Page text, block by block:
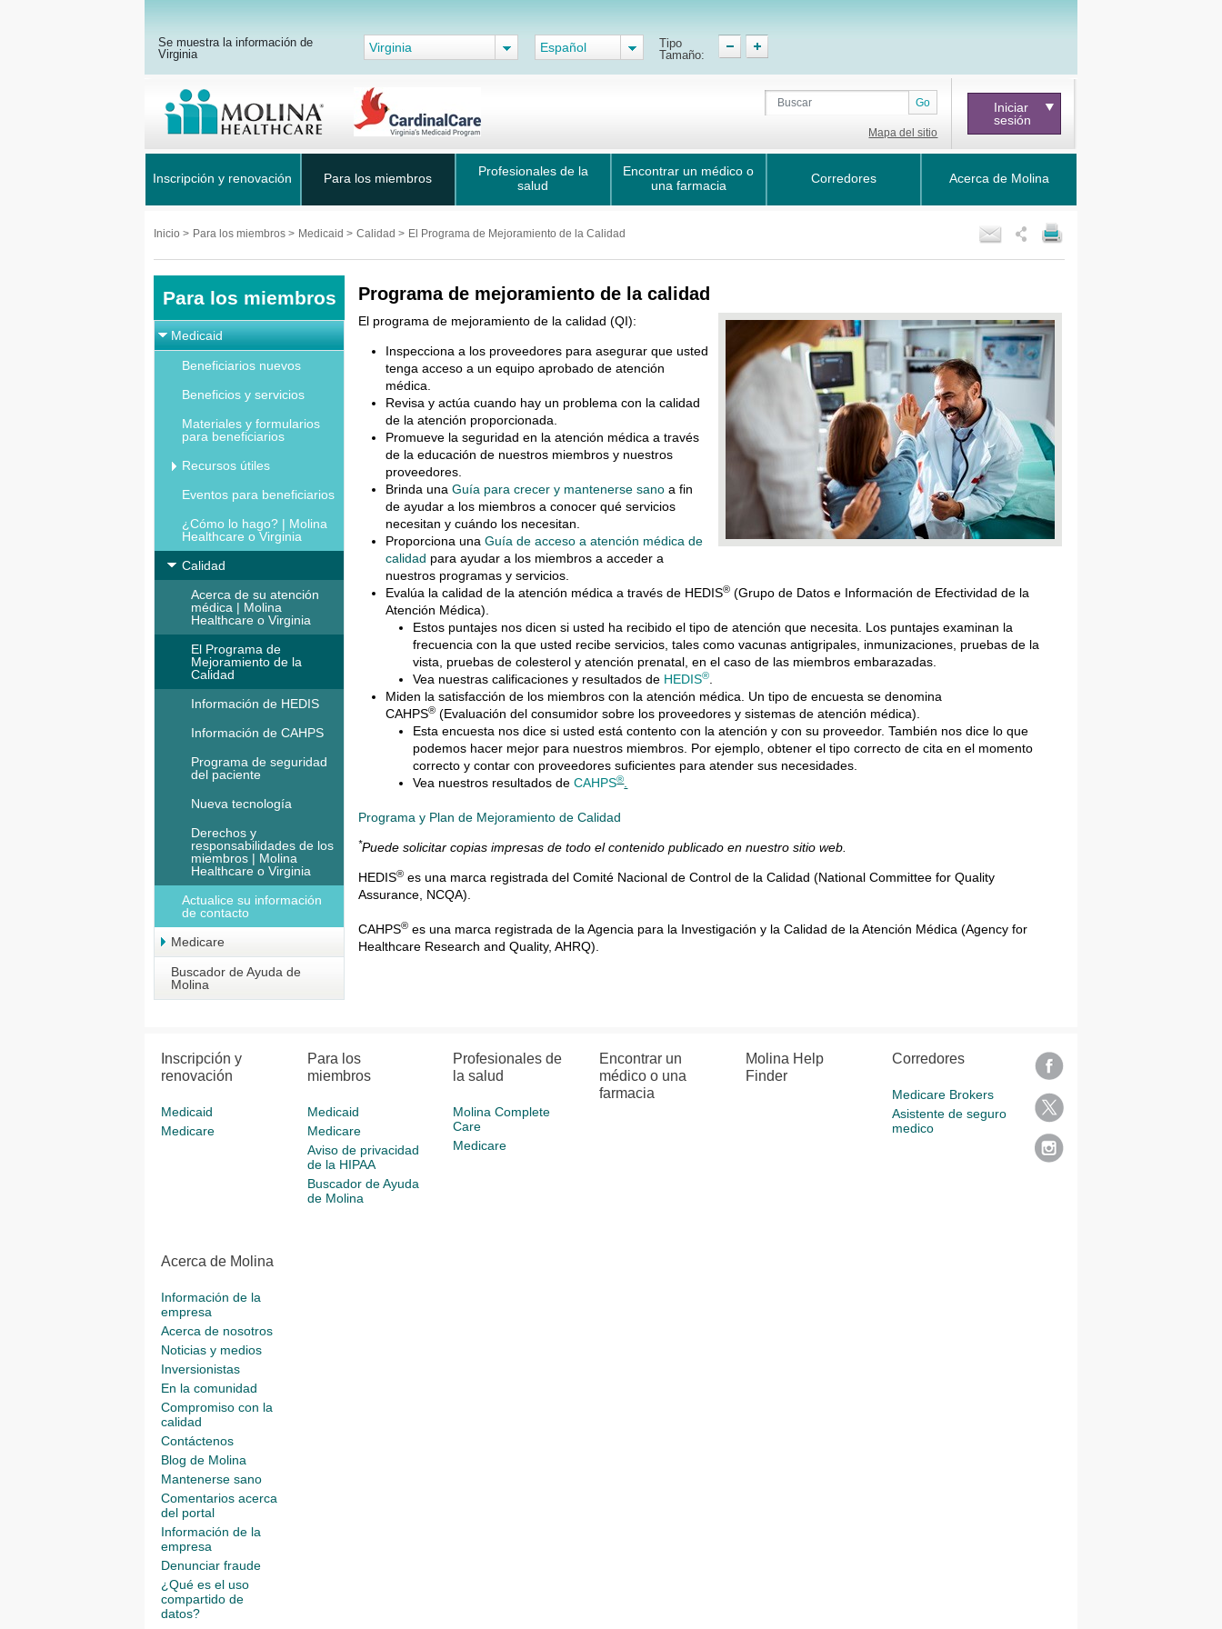
Se muestra la información de
Virginia
Virginia Español
Tipo
Tamaño:
Go
Mapa del sitio
Iniciar
sesión
Inscripción y renovación Para los miembros
Profesionales de la
salud
Encontrar un médico o
una farmacia
Corredores Acerca de Molina
Inicio > Para los miembros > Medicaid > Calidad > El Programa de Mejoramiento de la Calidad
Para los miembros
Medicaid
Beneficiarios nuevos
Beneficios y servicios
Materiales y formularios
para beneficiarios
Recursos útiles
Eventos para beneficiarios
¿Cómo lo hago? | Molina
Healthcare o Virginia
Calidad
Acerca de su atención
médica | Molina
Healthcare o Virginia
El Programa de
Mejoramiento de la
Calidad
Información de HEDIS
Información de CAHPS
Programa de seguridad
del paciente
Nueva tecnología
Derechos y
responsabilidades de los
miembros | Molina
Healthcare o Virginia
Actualice su información
de contacto
Medicare
Buscador de Ayuda de
Molina
Programa de mejoramiento de la calidad
El programa de mejoramiento de la calidad (QI):
Inspecciona a los proveedores para asegurar que usted
tenga acceso a un equipo aprobado de atención
médica.
Revisa y actúa cuando hay un problema con la calidad
de la atención proporcionada.
Promueve la seguridad en la atención médica a través
de la educación de nuestros miembros y nuestros
proveedores.
Brinda unaGuía para crecer y mantenerse sano a fin
de ayudar a los miembros a conocer qué servicios
necesitan y cuándo los necesitan.
Proporciona unaGuía de acceso a atención médica de
calidad para ayudar a los miembros a acceder a
nuestros programas y servicios.
Evalúa la calidad de la atención médica a través de HEDIS® (Grupo de Datos e Información de Efectividad de la
Atención Médica).
Estos puntajes nos dicen si usted ha recibido el tipo de atención que necesita. Los puntajes examinan la
frecuencia con la que usted recibe servicios, tales como vacunas antigripales, inmunizaciones, pruebas de la
vista, pruebas de colesterol y atención prenatal, en el caso de las miembros embarazadas.
Vea nuestras calificaciones y resultados de HEDIS®
Miden la satisfacción de los miembros con la atención médica. Un tipo de encuesta se denomina
CAHPS® (Evaluación del consumidor sobre los proveedores y sistemas de atención médica).
Esta encuesta nos dice si usted está contento con la atención y con su proveedor. También nos dice lo que
podemos hacer mejor para nuestros miembros. Por ejemplo, obtener el tipo correcto de cita en el momento
correcto y contar con proveedores suficientes para atender sus necesidades.
Vea nuestros resultados deCAHPS®.
Programa y Plan de Mejoramiento de Calidad
*Puede solicitar copias impresas de todo el contenido publicado en nuestro sitio web.
HEDIS® es una marca registrada del Comité Nacional de Control de la Calidad (National Committee for Quality
Assurance, NCQA).
CAHPS® es una marca registrada de la Agencia para la Investigación y la Calidad de la Atención Médica (Agency for
Healthcare Research and Quality, AHRQ).
Inscripción y
renovación
Medicaid
Medicare
Para los
miembros
Medicaid
Medicare
Aviso de privacidad
de la HIPAA
Buscador de Ayuda
de Molina
Profesionales de
la salud
Molina Complete
Care
Medicare
Encontrar un
médico o una
farmacia
Molina Help
Finder
Corredores
Medicare Brokers
Asistente de seguro
medico
Acerca de Molina
Información de la
empresa
Acerca de nosotros
Noticias y medios
Inversionistas
En la comunidad
Compromiso con la
calidad
Contáctenos
Blog de Molina
Mantenerse sano
Comentarios acerca
del portal
Información de la
empresa
Denunciar fraude
¿Qué es el uso
compartido de
datos?